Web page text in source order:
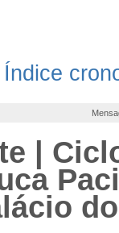
Índice
|